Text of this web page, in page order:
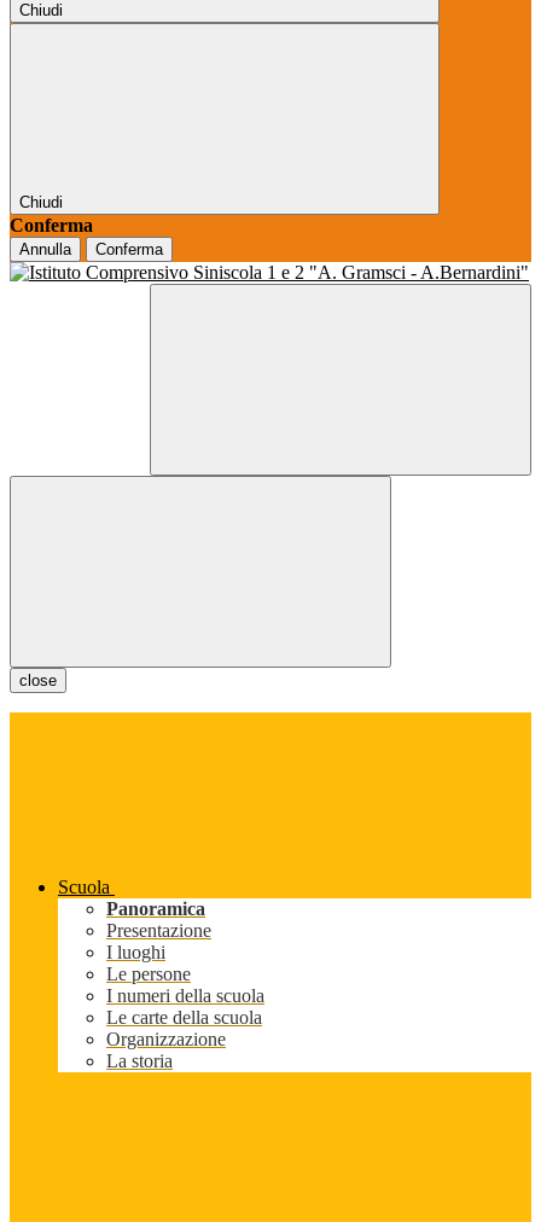
Chiudi
Chiudi
Conferma
Annulla Conferma
close
Scuola
Panoramica
Presentazione
I luoghi
Le persone
I numeri della scuola
Le carte della scuola
Organizzazione
La storia